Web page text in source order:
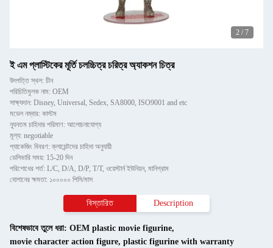
2 / 7
ই এম প্লাস্টিকের মূর্তি চলচ্চিত্র চরিত্র অ্যাকশন চিত্র
উৎপত্তি স্থল: চীন
পরিচিতিমুলক নাম: OEM
সাক্ষ্যদান: Disney, Universal, Sedex, SA8000, ISO9001 and etc
মডেল নম্বার: কাস্টম
ন্যূনতম চাহিদার পরিমাণ: আলোচনাযোগ্য
মূল্য: negotiable
প্যাকেজিং বিবরণ: ক্লায়েন্টদের চাহিদা অনুযায়ী
ডেলিভারি সময়: 15-20 দিন
পরিশোধের শর্ত: L/C, D/A, D/P, T/T, ওয়েস্টার্ন ইউনিয়ন, মানিগ্রাম
যোগানের ক্ষমতা: ১০০০০০ পিসি/মাস
বিস্তারিত Description
বিশেষভাবে তুলে ধরা: OEM plastic movie figurine,
movie character action figure, plastic figurine with warranty